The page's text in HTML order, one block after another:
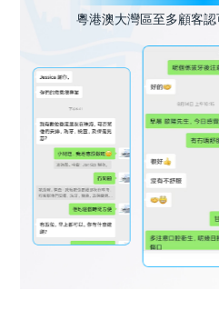
粵港澳大灣區至多顧客